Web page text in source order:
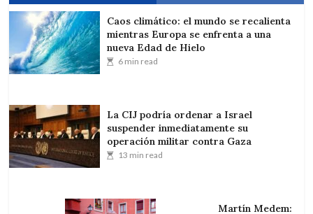
Caos climático: el mundo se recalienta
mientras Europa se enfrenta a una
nueva Edad de Hielo
6 min read
La CIJ podría ordenar a Israel
suspender inmediatamente su
operación militar contra Gaza
13 min read
Martín Medem: